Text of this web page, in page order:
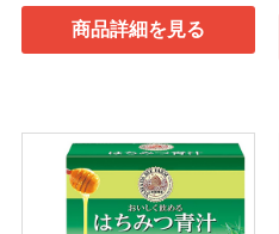
商品詳細を見る